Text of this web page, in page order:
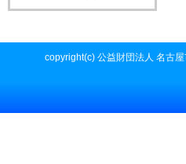
copyright(c) 公益財団法人 名古